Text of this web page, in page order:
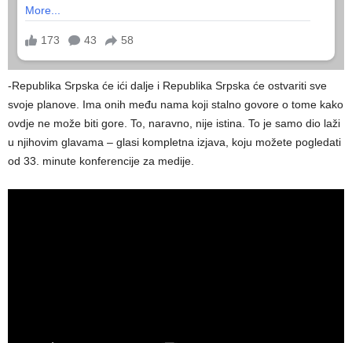
-Republika Srpska će ići dalje i Republika Srpska će ostvariti sve
svoje planove. Ima onih među nama koji stalno govore o tome kako
ovdje ne može biti gore. To, naravno, nije istina. To je samo dio laži
u njihovim glavama – glasi kompletna izjava, koju možete pogledati
od 33. minute konferencije za medije.